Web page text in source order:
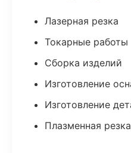
Лазерная резка
Токарные работы
Сборка изделий
Изготовление
Изготовление
Плазменная резка